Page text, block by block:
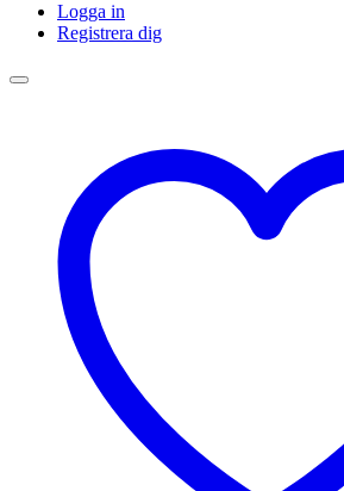
Logga in
Registrera dig